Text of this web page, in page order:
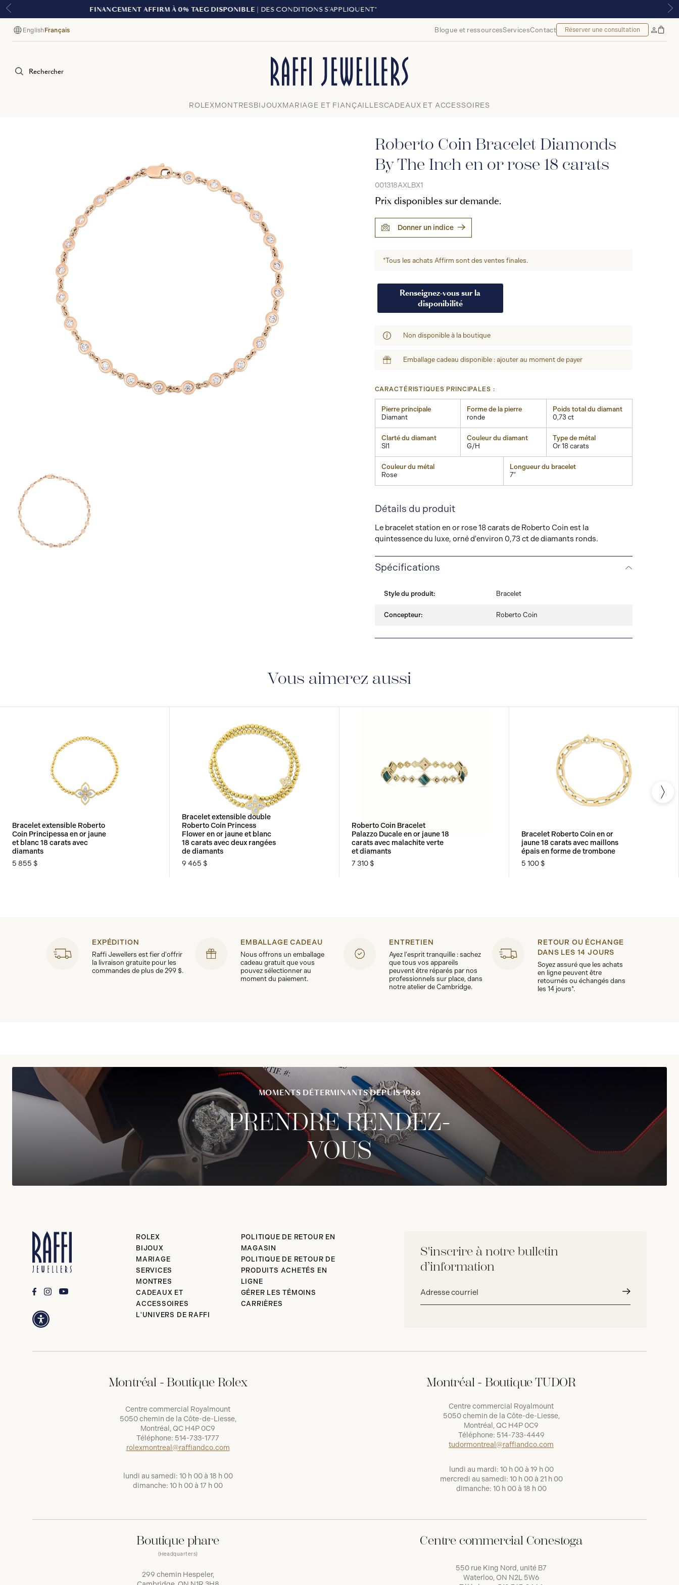
Langue
English Français Blogue et ressourcesServicesContact Réserver une consultation
Mon
compte
Sac
à
Rechercher
Fermer
ROLEXMONTRESBIJOUXMARIAGE ET FIANÇAILLESCADEAUX ET ACCESSOIRES
Roberto Coin Bracelet Diamonds
By The Inch en or rose 18 carats
001318AXLBX1
Prix disponibles sur demande.
Donner un indice
*Tous les achats Affirm sont des ventes finales.
Renseignez-vous sur la
disponibilité
Non disponible à la boutique
Emballage cadeau disponible : ajouter au moment de payer
CARACTÉRISTIQUES PRINCIPALES :
Pierre principale
Diamant
Forme de la pierre
ronde
Poids total du diamant
0,73 ct
Clarté du diamant
SI1
Couleur du diamant
G/H
Type de métal
Or 18 carats
Couleur du métal
Rose
Longueur du bracelet
7"
Détails du produit
Le bracelet station en or rose 18 carats de Roberto Coin est la
quintessence du luxe, orné d'environ 0,73 ct de diamants ronds.
Spécifications
Style du produit: Bracelet
Concepteur: Roberto Coin
Vous aimerez aussi
Bracelet extensible Roberto
Coin Principessa en or jaune
et blanc 18 carats avec
diamants
5 855 $
Bracelet extensible double
Roberto Coin Princess
Flower en or jaune et blanc
18 carats avec deux rangées
de diamants
9 465 $
Roberto Coin Bracelet
Palazzo Ducale en or jaune 18
carats avec malachite verte
et diamants
7 310 $
Bracelet Roberto Coin en or
jaune 18 carats avec maillons
épais en forme de trombone
5 100 $
EXPÉDITION
Raffi Jewellers est fier d'offrir
la livraison gratuite pour les
commandes de plus de 299 $.
EMBALLAGE CADEAU
Nous offrons un emballage
cadeau gratuit que vous
pouvez sélectionner au
moment du paiement.
ENTRETIEN
Ayez l'esprit tranquille : sachez
que tous vos appareils
peuvent être réparés par nos
professionnels sur place, dans
notre atelier de Cambridge.
RETOUR OU ÉCHANGE
DANS LES 14 JOURS
Soyez assuré que les achats
en ligne peuvent être
retournés ou échangés dans
les 14 jours*.
MOMENTS DÉTERMINANTS DEPUIS 1986
PRENDRE RENDEZ-
VOUS
S'inscrire à notre bulletin
d’information
courriel*
ROLEX
BIJOUX
MARIAGE
SERVICES
MONTRES
CADEAUX ET
ACCESSOIRES
L'UNIVERS DE RAFFI
POLITIQUE DE RETOUR EN
MAGASIN
POLITIQUE DE RETOUR DE
PRODUITS ACHETÉS EN
LIGNE
GÉRER LES TÉMOINS
CARRIÈRES
Montréal - Boutique Rolex
Centre commercial Royalmount
5050 chemin de la Côte-de-Liesse,
Montréal, QC H4P 0C9
Téléphone: 514-733-1777
rolexmontreal@raffiandco.com
lundi au samedi: 10 h 00 à 18 h 00
dimanche: 10 h 00 à 17 h 00
Montréal - Boutique TUDOR
Centre commercial Royalmount
5050 chemin de la Côte-de-Liesse,
Montréal, QC H4P 0C9
Téléphone: 514-733-4449
tudormontreal@raffiandco.com
lundi au mardi: 10 h 00 à 19 h 00
mercredi au samedi: 10 h 00 à 21 h 00
dimanche: 10 h 00 à 18 h 00
Boutique phare
(Headquarters)
299 chemin Hespeler,
Centre commercial Conestoga
550 rue King Nord, unité B7
Waterloo, ON N2L 5W6